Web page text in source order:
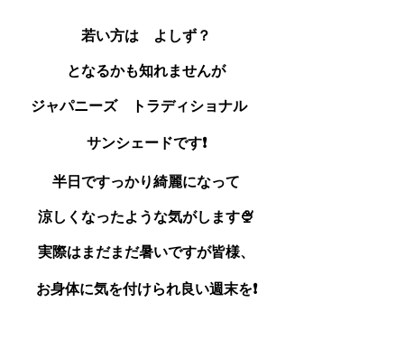
若い方は よしず？
となるかも知れませんが
ジャパニーズ トラディショナル
サンシェードです❗
半日ですっかり綺麗になって
涼しくなったような気がします🍨
実際はまだまだ暑いですが皆様、
お身体に気を付けられ良い週末を❗